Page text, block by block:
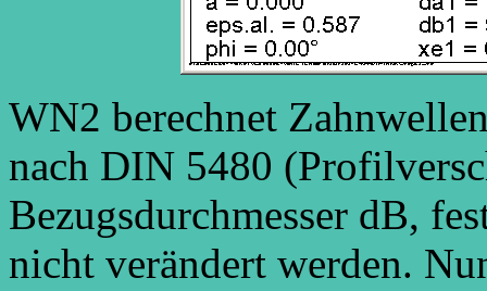
WN2 berechnet
nach DIN 5480
Bezugsdurchmesser dB,
nicht verändert werden.